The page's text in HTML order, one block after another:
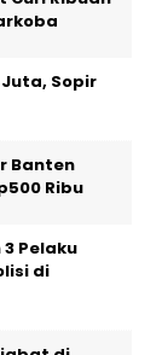
Sopir
Banten
Ribu
Pelaku
di